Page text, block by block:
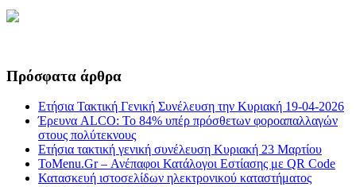
Πρόσφατα άρθρα
Ετήσια Τακτική Γενική Συνέλευση την Κυριακή 19-04-2026
Έρευνα ALCO: Το 84% υπέρ πρόσθετων φοροαπαλλαγών
στους πολύτεκνους
Ετήσια τακτική γενική συνέλευση Κυριακή 23 Μαρτίου
ToMenu.Gr – Ανέπαφοι Κατάλογοι Εστίασης με QR Code
Κατασκευή ιστοσελίδων ηλεκτρονικού καταστήματος